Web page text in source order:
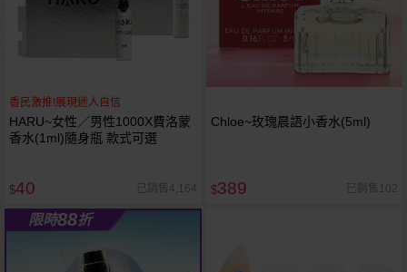
香民激推!展現迷人自信
HARU~女性／男性1000X費洛蒙
香水(1ml)隨身瓶 款式可選
$40 已銷售4,164
Chloe~玫瑰晨語小香水(5ml)
$389 已銷售102
限時88折